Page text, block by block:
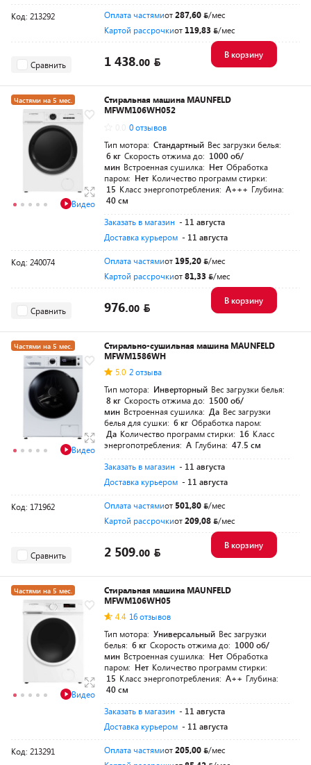
Код: 213292 Оплата частямиот287,60
/мес
Картой рассрочкиот 119,83 /мес
Сравнить 1 438.00
В корзину
Частями на 5 мес.
Видео
Стиральная машина MAUNFELD
MFWM106WH052
0 отзывов
Тип мотора: Стандартный Вес загрузки белья:
6 кг Скорость отжима до: 1000 об/
мин Встроенная сушилка: Нет Обработка
паром: Нет Количество программ стирки:
15 Класс энергопотребления: A+++ Глубина:
40 см
Заказать в магазин - 11 августа
Доставка курьером - 11 августа
Код: 240074 Оплата частямиот 195,20
/мес
Картой рассрочкиот81,33 /мес
Сравнить 976.00
В корзину
Частями на 5 мес.
Видео
Стирально-сушильная машина MAUNFELD
MFWM1586WH
5.0 2 отзыва
Тип мотора: Инверторный Вес загрузки белья:
8 кг Скорость отжима до: 1500 об/
мин Встроенная сушилка: Да Вес загрузки
белья для сушки: 6 кг Обработка паром:
Да Количество программ стирки: 16 Класс
энергопотребления: A Глубина: 47.5 см
Заказать в магазин - 11 августа
Доставка курьером - 11 августа
Код: 171962 Оплата частямиот 501,80
/мес
Картой рассрочкиот209,08 /мес
Сравнить 2 509.00
В корзину
Частями на 5 мес.
Разумная цена
Видео
Стиральная машина MAUNFELD
MFWM106WH05
4.4 16 отзывов
Тип мотора: Универсальный Вес загрузки
белья: 6 кг Скорость отжима до: 1000 об/
мин Встроенная сушилка: Нет Обработка
паром: Нет Количество программ стирки:
15 Класс энергопотребления: A++ Глубина:
40 см
Заказать в магазин - 11 августа
Доставка курьером - 11 августа
Код: 213291 Оплата частямиот205,00
/мес